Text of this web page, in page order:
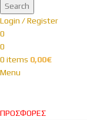
Search
Login / Register
0
0
0 items 0,00€
Menu
ΠΡΟΣΦΟΡΕΣ